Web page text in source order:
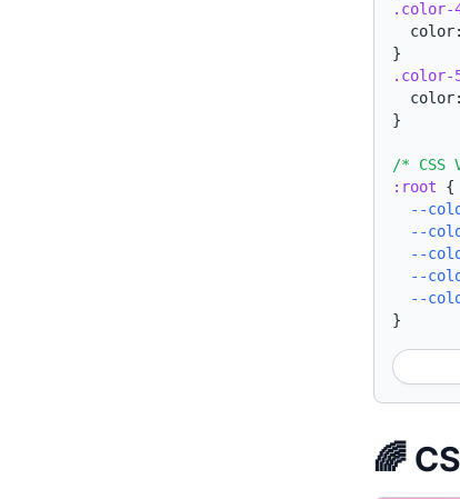
.color-
}
.color-
}
/* CSS
:root {
--
--
--
--
--
}
🌈